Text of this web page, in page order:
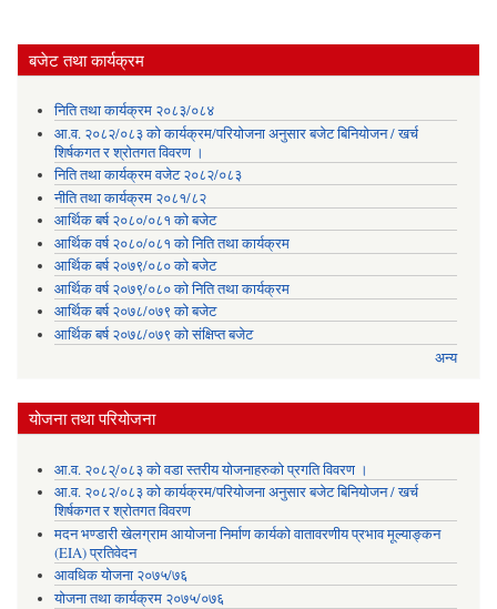
बजेट तथा कार्यक्रम
निति तथा कार्यक्रम २०८३/०८४
आ.व. २०८२/०८३ को कार्यक्रम/परियोजना अनुसार बजेट बिनियोजन / खर्च
शिर्षकगत र श्रोतगत विवरण ।
निति तथा कार्यक्रम वजेट २०८२/०८३
नीति तथा कार्यक्रम २०८१/८२
आर्थिक बर्ष २०८०/०८१ को बजेट
आर्थिक वर्ष २०८०/०८१ को निति तथा कार्यक्रम
आर्थिक बर्ष २०७९/०८० को बजेट
आर्थिक वर्ष २०७९/०८० को निति तथा कार्यक्रम
आर्थिक बर्ष २०७८/०७९ को बजेट
आर्थिक बर्ष २०७८/०७९ को संक्षिप्त बजेट
अन्य
योजना तथा परियोजना
आ.व. २०८२्/०८३ को वडा स्तरीय योजनाहरुको प्रगति विवरण ।
आ.व. २०८२/०८३ को कार्यक्रम/परियोजना अनुसार बजेट बिनियोजन / खर्च
शिर्षकगत र श्रोतगत विवरण
मदन भण्डारी खेलग्राम आयोजना निर्माण कार्यको वातावरणीय प्रभाव मूल्याङ्कन
(EIA) प्रतिवेदन
आवधिक योजना २०७५/७६
योजना तथा कार्यक्रम २०७५/०७६